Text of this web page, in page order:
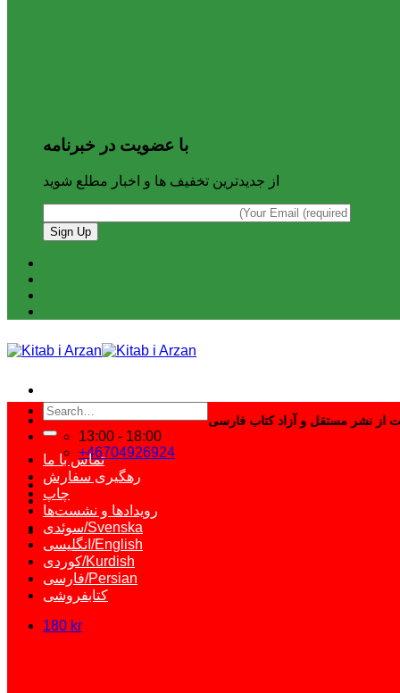
با عضویت در خبرنامه
از جدیدترین تخفیف ها و اخبار مطلع شوید
13:00 - 18:00
+46704926924
Search
for:
تماس با ما
رهگیری سفارش
چاپ
رویدادها و نشست‌ها
سوئدی/Svenska
انگلیسی/English
کوردی/Kurdish
فارسی/Persian
کتابفروشی
180 kr